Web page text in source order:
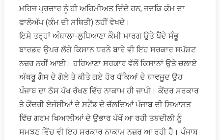
ਮਹਿਜ ਪ੍ਰਚਾਰ ਨੂੰ ਹੀ ਅਹਿਮੀਅਤ ਦਿੰਦੇ ਹਨ, ਜਦਕਿ ਕੰਮ ਦਾ
ਫਾਲੋਅੱਪ (ਕੰਮ ਦੀ ਸਥਿਤੀ) ਨਹੀਂ ਵੇਖਦੇ।
ਇਸੇ ਤਰ੍ਹਾਂ ਅੰਬਾਲਾ-ਲੁਧਿਆਣਾ ਕੌਮੀ ਮਾਰਗ ਉਤੇ ਪੈਂਦੇ ਸੰਭੂ
ਬਾਰਡਰ ਉਪਰ ਲੱਗੇ ਕਿਸਾਨ ਧਰਨੇ ਬਾਰੇ ਵੀ ਇਹ ਸਰਕਾਰ ਸਪੱਸ਼ਟ
ਨਜ਼ਰ ਨਹੀਂ ਆਈ। ਹਰਿਆਣਾ ਸਰਕਾਰ ਵੱਲੋਂ ਕਿਸਾਨਾਂ ਉਤੇ ਚਲਾਏ
ਅੱਥਰੂ ਗੈਸ ਦੇ ਗੋਲੇ ਤੇ ਕੀਤੇ ਗਏ ਹੋਰ ਧੱਕਿਆਂ ਦੇ ਬਾਵਜੂਦ ਉਹ
ਪੰਜਾਬ ਦਾ ਠੋਸ ਪੱਖ ਰੱਖਣ ਵਿੱਚ ਨਾਕਾਮ ਹੀ ਜਾਪੀ। ਕੇਂਦਰ ਸਰਕਾਰ
ਤੇ ਕੇਂਦਰੀ ਏਜੰਸੀਆਂ ਦੇ ਸਟੈਂਡ ਦੇ ਚੱਲਦਿਆਂ ਪੰਜਾਬ ਦੀ ਸਿਆਸਤ
ਵਿੱਚ ਗਰਮ ਖਿਆਲੀਆਂ ਦੇ ਉਭਾਰ ਪੱਖੋਂ ਆ ਰਹੀ ਤਬਦੀਲੀ ਨੂੰ
ਸਮਝਣ ਵਿੱਚ ਵੀ ਇਹ ਸਰਕਾਰ ਨਾਕਾਮ ਨਜ਼ਰ ਆ ਰਹੀ ਹੈ। ਪੰਜਾਬ